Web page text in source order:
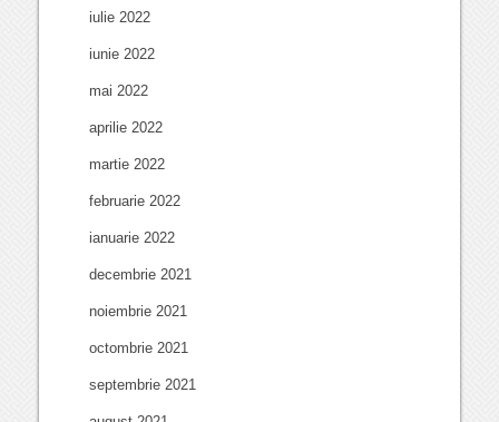
iulie 2022
iunie 2022
mai 2022
aprilie 2022
martie 2022
februarie 2022
ianuarie 2022
decembrie 2021
noiembrie 2021
octombrie 2021
septembrie 2021